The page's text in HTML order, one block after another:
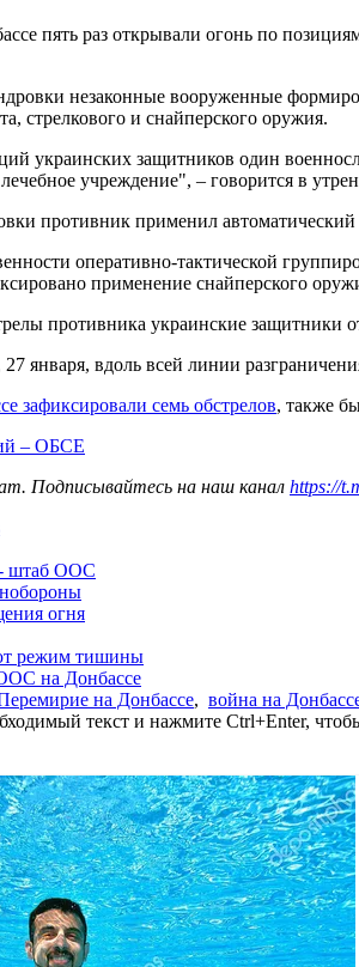
пять раз открывали огонь по
незаконные вооруженные
стрелкового и снайперского оружия.
украинских защитников один
учреждение", – говорится в
противник применил автоматический
оперативно-тактической
применение снайперского
противника украинские защитники
января, вдоль всей линии
зафиксировали семь обстрелов, также
– ОБСЕ
Подписывайтесь на наш канал https://
- штаб ООС
огня
режим тишины
на Донбассе
на Донбассе, война на
текст и нажмите Ctrl+Enter,